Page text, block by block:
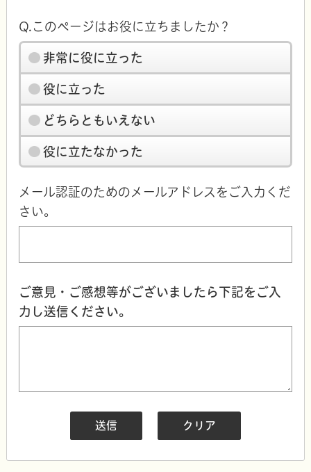
Q.このページはお役に立ちましたか？
非常に役に立った
役に立った
どちらともいえない
役に立たなかった
メール認証のためのメールアドレスをご入力くだ
さい。
ご意見・ご感想等がございましたら下記をご入
力し送信ください。